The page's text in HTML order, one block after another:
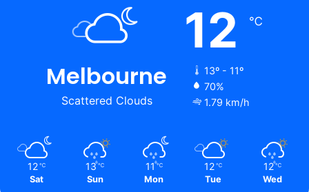
Melbourne
Scattered Clouds
12 ℃
13º - 11º
70%
1.79 km/h
12 ℃
Sat
13 ℃
Sun
11 ℃
Mon
12 ℃
Tue
12 ℃
Wed